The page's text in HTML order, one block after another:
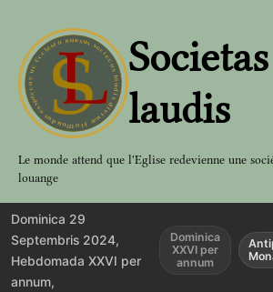
contenu
Societas
laudis
Le monde attend que l'Eglise redevienne une
louange
Dominica 29
Septembris 2024,
Hebdomada XXVI per
annum,
Dominica
XXVI per
annum